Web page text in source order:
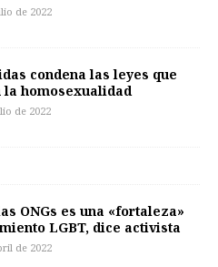
de 2022
condena las leyes que
homosexualidad
de 2022
ONGs es una «fortaleza»
LGBT, dice activista
de 2022